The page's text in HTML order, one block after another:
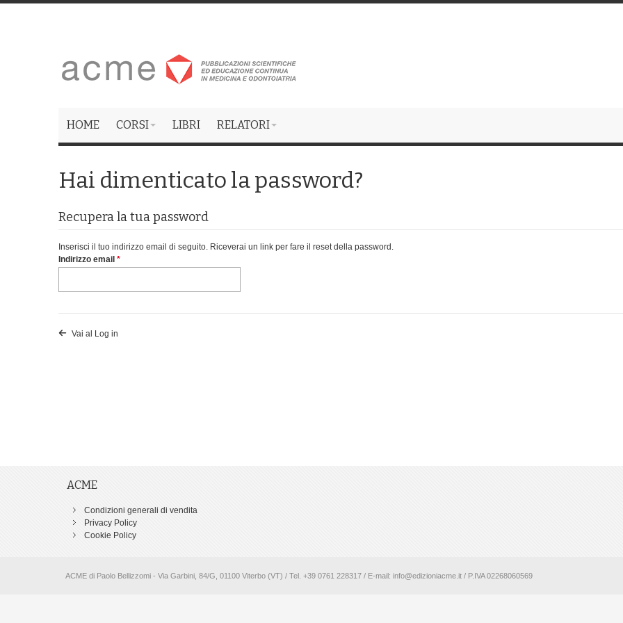
HOME CORSI LIBRI RELATORI
Hai dimenticato la password?
Recupera la tua password
Inserisci il tuo indirizzo email di seguito. Riceverai un link per fare il reset della password.
*
Indirizzo email
Vai al Log in
ACME
Condizioni generali di vendita
Privacy Policy
Cookie Policy
ACME di Paolo Bellizzomi - Via Garbini, 84/G, 01100 Viterbo (VT) / Tel. +39 0761 228317 / E-mail: info@edizioniacme.it / P.IVA 02268060569